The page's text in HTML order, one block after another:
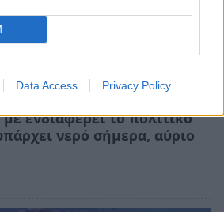
Data Access Privacy Policy
ενδιαφέρει το πολιτικό
νερό σήμερα, αύριο